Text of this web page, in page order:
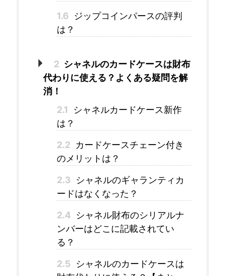
1.6
ジップコインパースの評判
は？
2 シャネルのカードケースは財布
代わりに使える？よくある疑問を解
消！
2.1
シャネルカードケース新作
は？
2.2
カードケースチェーン付き
のメリットは？
2.3
シャネルのギャランティカ
ードはなくなった？
2.4
シャネル財布のシリアルナ
ンバーはどこに記載されてい
る？
2.5
シャネルのカードケースは